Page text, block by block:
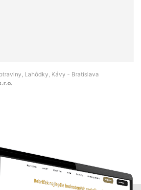
Lahôdky, Kávy - Bratislava